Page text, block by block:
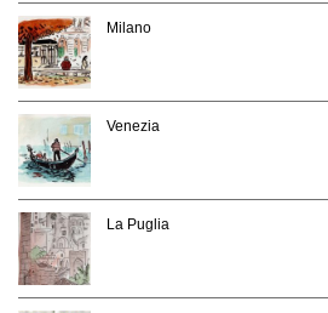
Milano
Venezia
La Puglia